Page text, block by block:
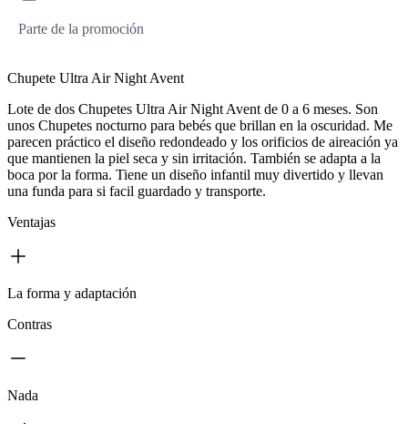
Parte de la promoción
Chupete Ultra Air Night Avent
Lote de dos Chupetes Ultra Air Night Avent de 0 a 6 meses. Son
unos Chupetes nocturno para bebés que brillan en la oscuridad. Me
parecen práctico el diseño redondeado y los orificios de aireación ya
que mantienen la piel seca y sin irritación. También se adapta a la
boca por la forma. Tiene un diseño infantil muy divertido y llevan
una funda para si facil guardado y transporte.
Ventajas
La forma y adaptación
Contras
Nada